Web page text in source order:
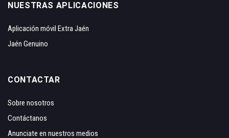
NUESTRAS APLICACIONES
Aplicación móvil Extra Jaén
Jaén Genuino
CONTACTAR
Sobre nosotros
Contáctanos
Anunciate en nuestros medios